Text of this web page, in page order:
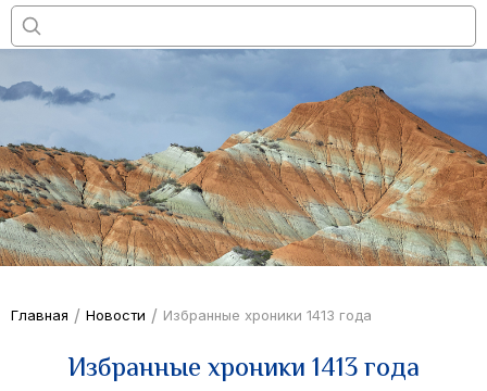
Главная / Новости / Избранные хроники 1413 года
Избранные хроники 1413 года